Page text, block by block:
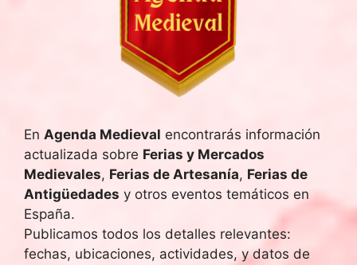
En Agenda Medieval encontrarás información
actualizada sobre Ferias y Mercados
Medievales, Ferias de Artesanía, Ferias de
Antigüedades y otros eventos temáticos en
España.
Publicamos todos los detalles relevantes:
fechas, ubicaciones, actividades, y datos de